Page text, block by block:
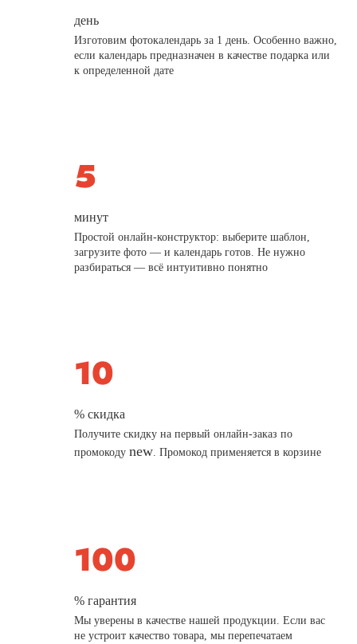
день
Изготовим фотокалендарь за 1 день. Особенно важно,
если календарь предназначен в качестве подарка или
к определенной дате
минут
Простой онлайн-конструктор: выберите шаблон,
загрузите фото — и календарь готов. Не нужно
разбираться — всё интуитивно понятно
% скидка
Получите скидку на первый онлайн-заказ по
промокодуnew. Промокод применяется в корзине
% гарантия
Мы уверены в качестве нашей продукции. Если вас
не устроит качество товара, мы перепечатаем